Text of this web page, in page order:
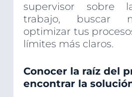
supervisor sobre
trabajo, buscar
optimizar tus
límites más claros.
Conocer la raíz del
encontrar la